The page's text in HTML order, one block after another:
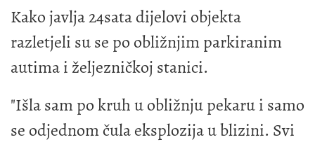
Kako javlja 24sata dijelovi objekta
razletjeli su se po obližnjim parkiranim
autima i željezničkoj stanici.
"Išla sam po kruh u obližnju pekaru i samo
se odjednom čula eksplozija u blizini. Svi